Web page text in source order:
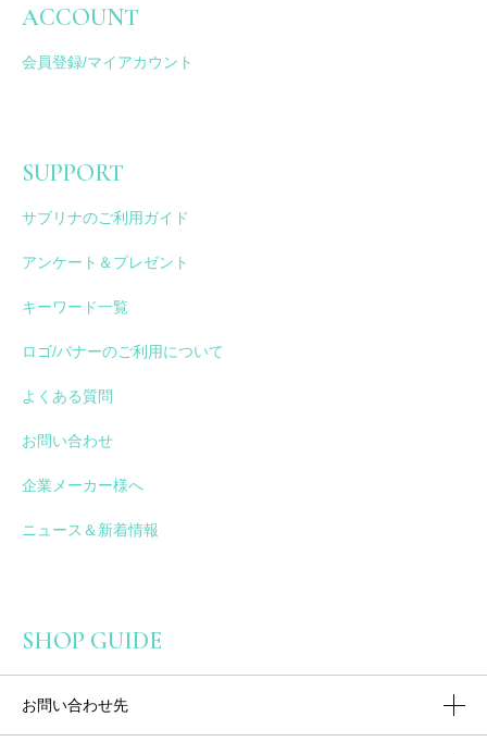
ACCOUNT
会員登録/マイアカウント
SUPPORT
サブリナのご利用ガイド
アンケート＆プレゼント
キーワード一覧
ロゴ/バナーのご利用について
よくある質問
お問い合わせ
企業メーカー様へ
ニュース＆新着情報
SHOP GUIDE
お問い合わせ先